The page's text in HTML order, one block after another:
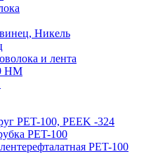
Никель
и лента
НМ
PET-100, PEEK -324
PET-100
PET-100